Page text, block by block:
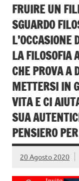
FRUIRE UN
SGUARDO
LA FILOSOFIA
CHE PROVA A
METTERSI IN
VITA E CI
SUA
PENSIERO
20 Agosto 2020